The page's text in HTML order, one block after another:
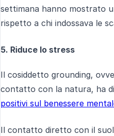
settimana hanno mostrato
rispetto a chi indossava le
5. Riduce lo stress
Il cosiddetto grounding,
contatto con la natura, ha
positivi sul benessere
Il contatto diretto con il